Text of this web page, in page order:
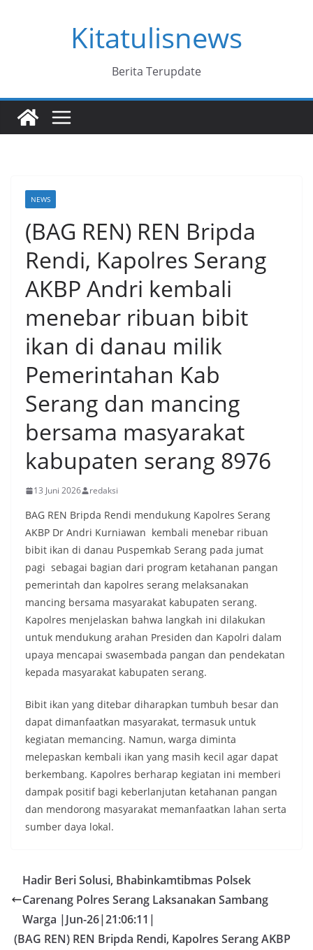
Kitatulisnews
Berita Terupdate
NEWS
(BAG REN) REN Bripda
Rendi, Kapolres Serang
AKBP Andri kembali
menebar ribuan bibit
ikan di danau milik
Pemerintahan Kab
Serang dan mancing
bersama masyarakat
kabupaten serang 8976
13 Juni 2026 redaksi
BAG REN Bripda Rendi mendukung Kapolres Serang
AKBP Dr Andri Kurniawan kembali menebar ribuan
bibit ikan di danau Puspemkab Serang pada jumat
pagi sebagai bagian dari program ketahanan pangan
pemerintah dan kapolres serang melaksanakan
mancing bersama masyarakat kabupaten serang.
Kapolres menjelaskan bahwa langkah ini dilakukan
untuk mendukung arahan Presiden dan Kapolri dalam
upaya mencapai swasembada pangan dan pendekatan
kepada masyarakat kabupaten serang.
Bibit ikan yang ditebar diharapkan tumbuh besar dan
dapat dimanfaatkan masyarakat, termasuk untuk
kegiatan memancing. Namun, warga diminta
melepaskan kembali ikan yang masih kecil agar dapat
berkembang. Kapolres berharap kegiatan ini memberi
dampak positif bagi keberlanjutan ketahanan pangan
dan mendorong masyarakat memanfaatkan lahan serta
sumber daya lokal.
Hadir Beri Solusi, Bhabinkamtibmas Polsek
Carenang Polres Serang Laksanakan Sambang
Warga |Jun-26|21:06:11|
(BAG REN) REN Bripda Rendi, Kapolres Serang AKBP